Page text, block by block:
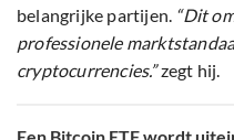
belangrijke partijen. “Dit
professionele
cryptocurrencies.”zegt hij.